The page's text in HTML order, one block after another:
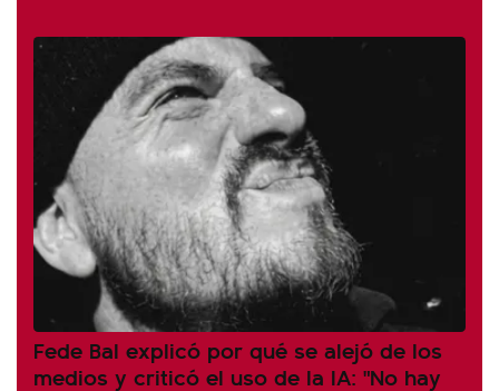
Fede Bal explicó por qué se alejó de los
medios y criticó el uso de la IA: "No hay